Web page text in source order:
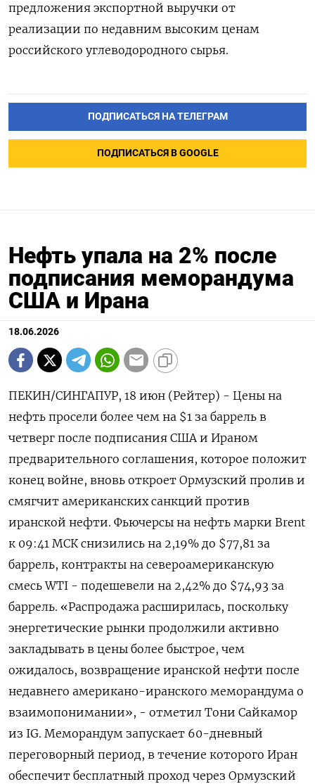
‌предложения экспортной выручки от
реализации по недавним высоким ценам
российского углеводородного сырья.
ПОДПИСАТЬСЯ НА ТЕЛЕГРАМ
ПОДПИСАТЬСЯ В GOOGLE
Нефть упала на 2% после
подписания меморандума
США и Ирана
18.06.2026
ПЕКИН/СИНГАПУР, 18 июн (Рейтер) - Цены на
нефть просели более чем на $1 за баррель в
четверг после подписания США ‌и Ираном
предварительного соглашения, которое положит
конец войне, вновь откроет Ормузский пролив и
смягчит американских санкций против
иранской нефти. Фьючерсы ​на нефть марки ​Brent
​к 09:41 МСК ⁠снизились на 2,19% до $77,81 за
‌баррель, контракты на североамериканскую
смесь ‌WTI - подешевели на 2,42% до $74,93 за
баррель. «Распродажа расширилась, поскольку ​
энергетические рынки продолжили активно
закладывать в ‌цены более быстрое, чем
ожидалось, возвращение иранской нефти ​после
недавнего американо-иранского меморандума о
взаимопонимании», - отметил Тони Сайкамор
‌из IG. Меморандум запускает 60-дневный
переговорный период, в течение которого Иран
обеспечит бесплатный проход через ​Ормузский